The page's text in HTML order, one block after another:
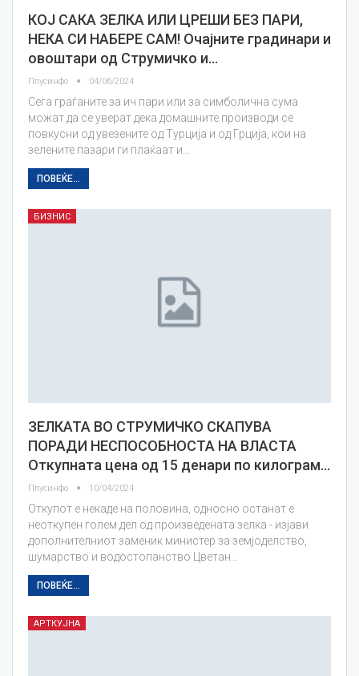
КОЈ САКА ЗЕЛКА ИЛИ ЦРЕШИ БЕЗ ПАРИ,
НЕКА СИ НАБЕРЕ САМ! Очајните градинари и
овоштари од Струмичко и…
Плусинфо 04/06/2024
Сега граѓаните за ич пари или за симболична сума
можат да се уверат дека домашните производи се
повкусни од увезените од Турција и од Грција, кои на
зелените пазари ги плаќаат и…
ПОВЕЌЕ...
БИЗНИС
ЗЕЛКАТА ВО СТРУМИЧКО СКАПУВА
ПОРАДИ НЕСПОСОБНОСТА НА ВЛАСТА
Откупната цена од 15 денари по килограм…
Плусинфо 10/04/2024
Откупот е некаде на половина, односно останат е
неоткупен голем дел од произведената зелка - изјави
дополнителниот заменик министер за земјоделство,
шумарство и водостопанство Цветан…
ПОВЕЌЕ...
АРТКУЈНА